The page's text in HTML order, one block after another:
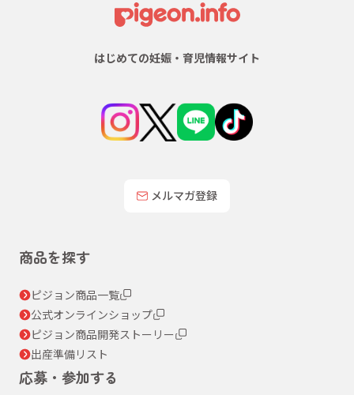
はじめての妊娠・育児情報サイト
メルマガ登録
商品を探す
ピジョン商品一覧
公式オンラインショップ
ピジョン商品開発ストーリー
出産準備リスト
応募・参加する